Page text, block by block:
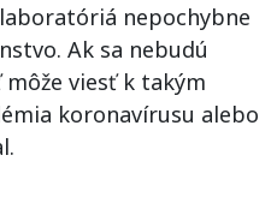
nepochybne
Ak sa nebudú
viesť k takým
koronavírusu alebo